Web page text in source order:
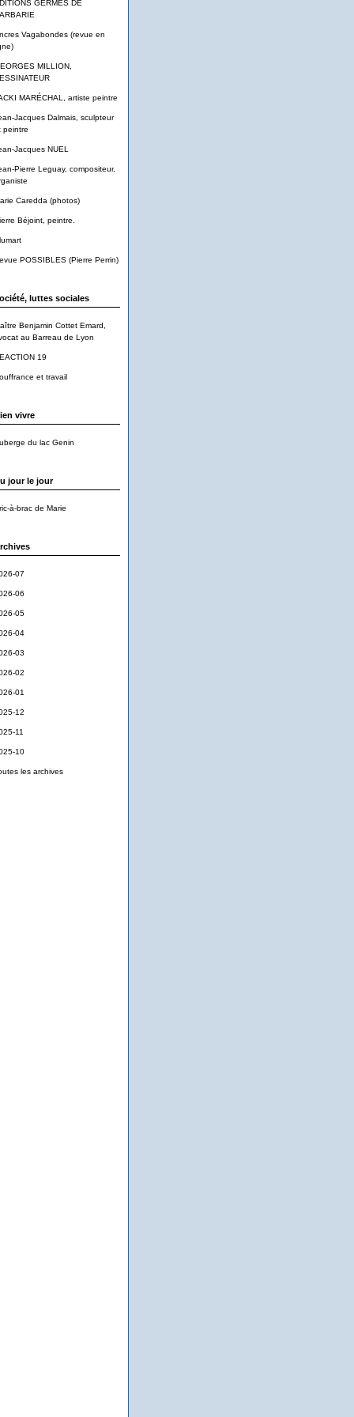
GERMES DE
Vagabondes (revue en
MILLION,
MARÉCHAL, artiste peintre
Jacques Dalmais, sculpteur
peintre
Jacques NUEL
Pierre Leguay, compositeur,
Caredda (photos)
Béjoint, peintre.
POSSIBLES (Pierre Perrin)
luttes sociales
Benjamin Cottet Emard,
au Barreau de Lyon
19
et travail
vivre
du lac Genin
jour le jour
à-brac de Marie
07
06
05
04
03
02
01
12
11
10
les archives